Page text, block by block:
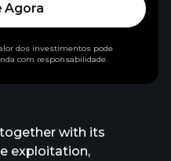
with its
exploitation,
Agora
dos investimentos pode
com responsabilidade.